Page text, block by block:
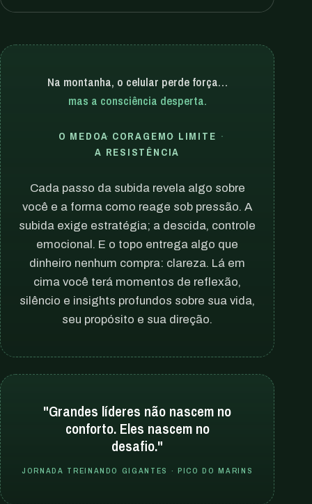
Na montanha, o celular perde força…
mas a consciência desperta.
O MEDOA CORAGEMO LIMITE
A RESISTÊNCIA
Cada passo da subida revela algo sobre
você e a forma como reage sob pressão. A
subida exige estratégia; a descida, controle
emocional. E o topo entrega algo que
dinheiro nenhum compra: clareza. Lá em
cima você terá momentos de reflexão,
silêncio e insights profundos sobre sua vida,
seu propósito e sua direção.
"Grandes líderes não nascem no
conforto. Eles nascem no
desafio."
JORNADA TREINANDO GIGANTES · PICO DO MARINS